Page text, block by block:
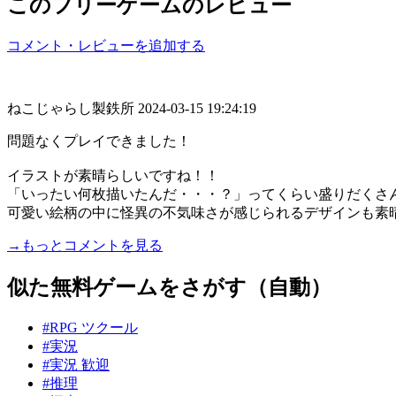
このフリーゲームのレビュー
コメント・レビューを追加する
ねこじゃらし製鉄所 2024-03-15 19:24:19
問題なくプレイできました！
イラストが素晴らしいですね！！
「いったい何枚描いたんだ・・・？」ってくらい盛りだくさ
可愛い絵柄の中に怪異の不気味さが感じられるデザインも素
→もっとコメントを見る
似た無料ゲームをさがす（自動）
#RPG ツクール
#実況
#実況 歓迎
#推理